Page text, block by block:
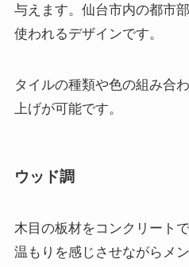
与えます。仙台市内の都市
使われるデザインです。
タイルの種類や色の組み合
上げが可能です。
ウッド調
木目の板材をコンクリート
温もりを感じさせながらメ